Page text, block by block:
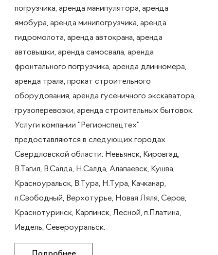
погрузчика, аренда манипулятора, аренда
ямобура, аренда минипогрузчика, аренда
гидромолота, аренда автокрана, аренда
автовышки, аренда самосвала, аренда
фронтального погрузчика, аренда длинномера,
аренда трала, прокат строительного
оборудования, аренда гусеничного экскаватора,
грузоперевозки, аренда строительных бытовок.
Услуги компании "Регионспецтех"
предоставляются в следующих городах
Свердловской области: Невьянск, Кировгад,
В.Тагил, В.Салда, Н.Салда, Алапаевск, Кушва,
Красноуральск, В.Тура, Н.Тура, Качканар,
п.Свободный, Верхотурье, Новая Ляля, Серов,
Краснотуринск, Карпинск, Лесной, п.Платина,
Ивдель, Североуральск.